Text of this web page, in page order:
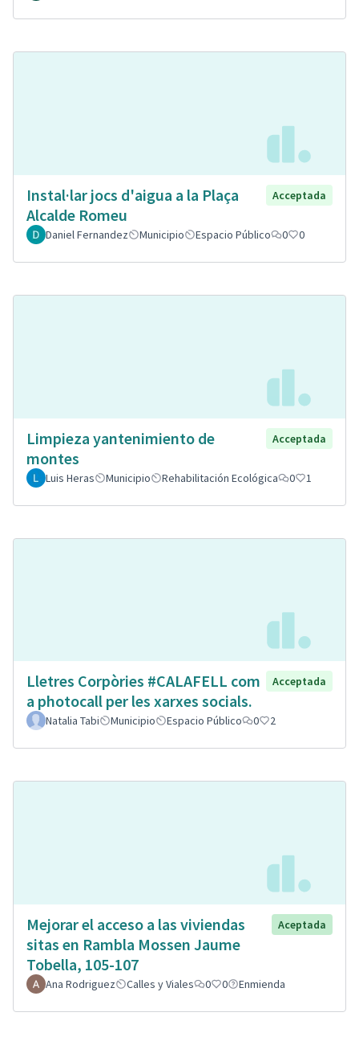
Instal·lar jocs d'aigua a la Plaça
Alcalde Romeu
Acceptada
Daniel Fernandez Municipio Espacio Público 0 0
Limpieza yantenimiento de
montes
Acceptada
Luis Heras Municipio Rehabilitación Ecológica 0 1
Lletres Corpòries #CALAFELL com
a photocall per les xarxes socials.
Acceptada
Natalia Tabi Municipio Espacio Público 0 2
Mejorar el acceso a las viviendas
sitas en Rambla Mossen Jaume
Tobella, 105-107
Aceptada
Ana Rodriguez Calles y Viales 0 0 Enmienda